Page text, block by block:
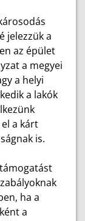
jelezzük a
az épület
a megyei
a helyi
a lakók
a kárt
is.
ha a
a